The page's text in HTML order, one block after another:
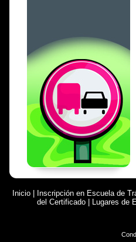
Inicio Inscripción en Escuela de
del Certificado
Lugares de